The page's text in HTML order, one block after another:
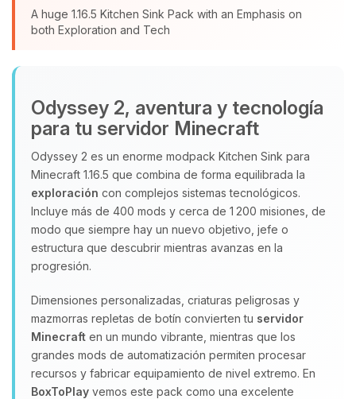
A huge 1.16.5 Kitchen Sink Pack with an Emphasis on
both Exploration and Tech
Odyssey 2, aventura y tecnología
para tu servidor Minecraft
Odyssey 2 es un enorme modpack Kitchen Sink para
Minecraft 1.16.5 que combina de forma equilibrada la
exploración con complejos sistemas tecnológicos.
Incluye más de 400 mods y cerca de 1 200 misiones, de
modo que siempre hay un nuevo objetivo, jefe o
estructura que descubrir mientras avanzas en la
progresión.
Dimensiones personalizadas, criaturas peligrosas y
mazmorras repletas de botín convierten tu servidor
Minecraft en un mundo vibrante, mientras que los
grandes mods de automatización permiten procesar
recursos y fabricar equipamiento de nivel extremo. En
BoxToPlay vemos este pack como una excelente
Yupi, por fin alguien con quien
hablar! Soy Choupy, tu pequeno
09/08/2026 15:11